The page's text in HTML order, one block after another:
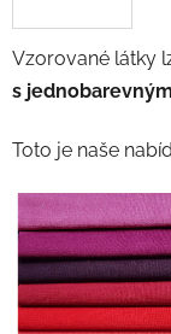
Vzorované látky
s
Toto je naše